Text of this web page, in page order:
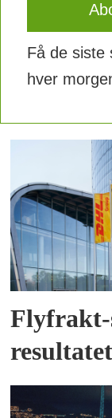
Få de siste
hver
Flyfrakt-